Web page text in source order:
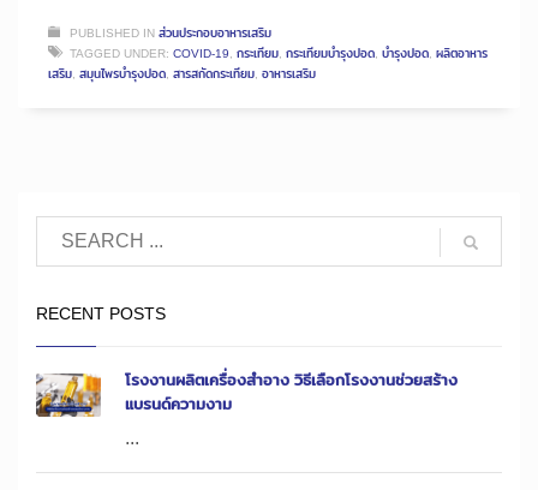
PUBLISHED INส่วนประกอบอาหารเสริม
TAGGED UNDER: COVID-19, กระเทียม, กระเทียมบำรุงปอด, บำรุงปอด, ผลิตอาหาร
เสริม, สมุนไพรบำรุงปอด, สารสกัดกระเทียม, อาหารเสริม
RECENT POSTS
โรงงานผลิตเครื่องสำอาง วิธีเลือกโรงงานช่วยสร้าง
แบรนด์ความงาม
...